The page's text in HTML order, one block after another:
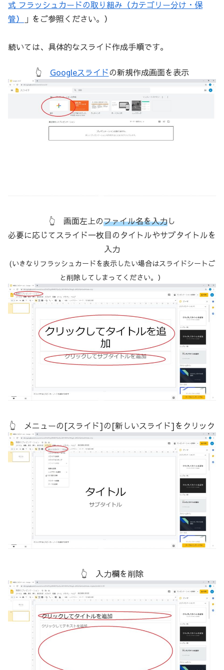
式 フラッシュカードの取り組み（カテゴリー分け・保
管）
」をご参照ください。）
続いては、具体的なスライド作成手順です。
👆 Googleスライドの新規作成画面を表示
👆 画面左上のファイル名を入力し
必要に応じてスライド一枚目のタイトルやサブタイトルを
入力
(いきなりフラッシュカードを表示したい場合はスライドシートご
と削除してしまってください。）
👆 メニューの[スライド]の[新しいスライド]をクリック
👆 入力欄を削除